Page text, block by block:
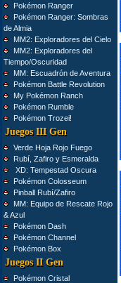
Pokémon Ranger
Pokémon Ranger: Sombras
de Almia
MM2: Exploradores del Cielo
MM2: Exploradores del
Tiempo/Oscuridad
MM: Escuadrón de Aventura
Pokémon Battle Revolution
My Pokémon Ranch
Pokémon Rumble
Pokémon Trozei!
Juegos III Gen
Verde Hoja Rojo Fuego
Rubí, Zafiro y Esmeralda
XD: Tempestad Oscura
Pokémon Colosseum
Pinball Rubí/Zafiro
MM: Equipo de Rescate Rojo
& Azul
Pokémon Dash
Pokémon Channel
Pokémon Box
Juegos II Gen
Pokémon Cristal